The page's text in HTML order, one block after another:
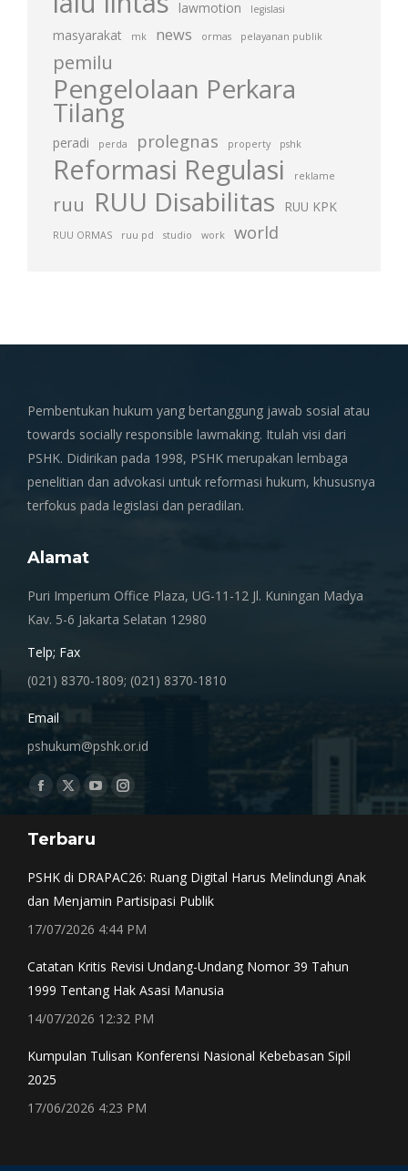
lawmotion legislasi
masyarakat mk news ormas pelayanan publik
pemilu
Pengelolaan Perkara
Tilang
peradi perda prolegnas property pshk
Reformasi Regulasi reklame
ruu RUU Disabilitas RUU KPK
RUU ORMAS ruu pd studio work world
Pembentukan hukum yang bertanggung jawab sosial atau
towards socially responsible lawmaking. Itulah visi dari
PSHK. Didirikan pada 1998, PSHK merupakan lembaga
penelitian dan advokasi untuk reformasi hukum, khususnya
terfokus pada legislasi dan peradilan.
Alamat
Puri Imperium Office Plaza, UG-11-12 Jl. Kuningan Madya
Kav. 5-6 Jakarta Selatan 12980
Telp; Fax
(021) 8370-1809; (021) 8370-1810
Email
pshukum@pshk.or.id
Find us on:
Facebook
opens
window
X
opens
window
YouTube
opens
Instagram
window
Terbaru
PSHK di DRAPAC26: Ruang Digital Harus Melindungi Anak
dan Menjamin Partisipasi Publik
17/07/2026 4:44 PM
Catatan Kritis Revisi Undang-Undang Nomor 39 Tahun
1999 Tentang Hak Asasi Manusia
14/07/2026 12:32 PM
Kumpulan Tulisan Konferensi Nasional Kebebasan Sipil
2025
17/06/2026 4:23 PM